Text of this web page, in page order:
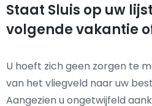
Staat Sluis op uw
volgende vakantie
U hoeft zich geen zorgen te
van het vliegveld naar uw
Aangezien u ongetwijfeld